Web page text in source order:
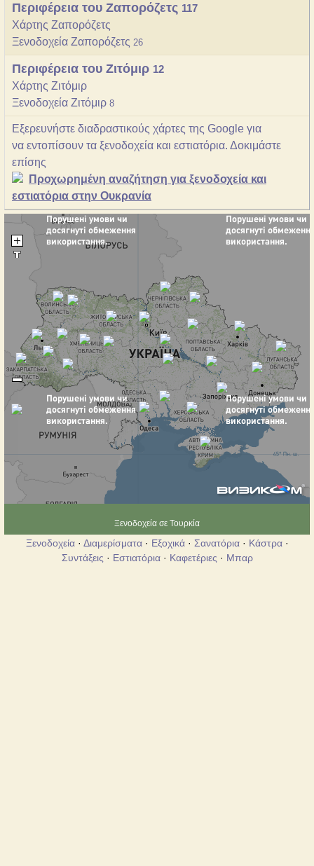
Περιφέρεια του Ζαπορόζετς 117
Χάρτης Ζαπορόζετς
Ξενοδοχεία Ζαπορόζετς 26
Περιφέρεια του Ζιτόμιρ 12
Χάρτης Ζιτόμιρ
Ξενοδοχεία Ζιτόμιρ 8
Εξερευνήστε διαδραστικούς χάρτες της Google για
να εντοπίσουν τα ξενοδοχεία και εστιατόρια. Δοκιμάστε
επίσης
Προχωρημένη αναζήτηση για ξενοδοχεία και
εστιατόρια στην Ουκρανία
Ξενοδοχεία σε Τουρκία
Ξενοδοχεία· Διαμερίσματα· Εξοχικά· Σανατόρια· Κάστρα·
Συντάξεις · Εστιατόρια· Καφετέριες · Μπαρ